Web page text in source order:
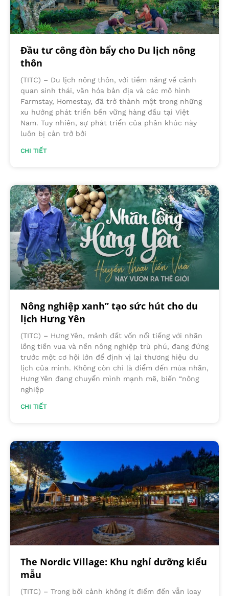
Đầu tư công đòn bẩy cho Du lịch nông
thôn
(TITC) – Du lịch nông thôn, với tiềm năng về cảnh
quan sinh thái, văn hóa bản địa và các mô hình
Farmstay, Homestay, đã trở thành một trong những
xu hướng phát triển bền vững hàng đầu tại Việt
Nam. Tuy nhiên, sự phát triển của phân khúc này
luôn bị cản trở bởi
CHI TIẾT
Nông nghiệp xanh” tạo sức hút cho du
lịch Hưng Yên
(TITC) – Hưng Yên, mảnh đất vốn nổi tiếng với nhãn
lồng tiến vua và nền nông nghiệp trù phú, đang đứng
trước một cơ hội lớn để định vị lại thương hiệu du
lịch của mình. Không còn chỉ là điểm đến mùa nhãn,
Hưng Yên đang chuyển mình mạnh mẽ, biến “nông
nghiệp
CHI TIẾT
The Nordic Village: Khu nghỉ dưỡng kiểu
mẫu
(TITC) – Trong bối cảnh không ít điểm đến vẫn loay